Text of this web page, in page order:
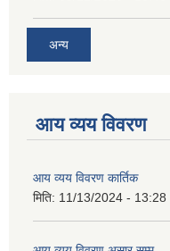
अन्य
आय व्यय विवरण
आय व्यय विवरण कार्तिक
मिति: 11/13/2024 - 13:28